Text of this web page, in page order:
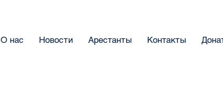
О нас Новости Арестанты Контакты